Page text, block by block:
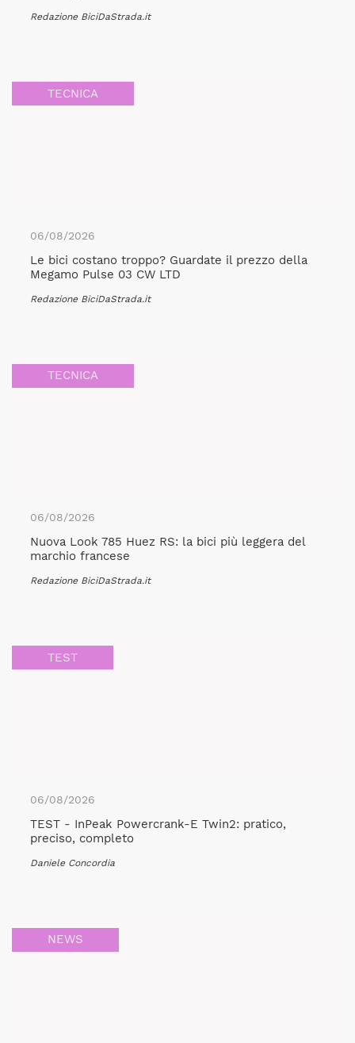
Redazione BiciDaStrada.it
TECNICA
06/08/2026
Le bici costano troppo? Guardate il prezzo della
Megamo Pulse 03 CW LTD
Redazione BiciDaStrada.it
TECNICA
06/08/2026
Nuova Look 785 Huez RS: la bici più leggera del
marchio francese
Redazione BiciDaStrada.it
TEST
06/08/2026
TEST - InPeak Powercrank-E Twin2: pratico,
preciso, completo
Daniele Concordia
NEWS